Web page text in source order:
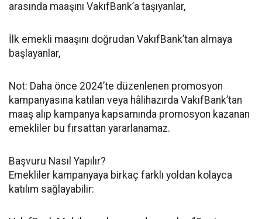
arasında maaşını VakıfBank’a taşıyanlar,
İlk emekli maaşını doğrudan VakıfBank’tan almaya
başlayanlar,
Not: Daha önce 2024’te düzenlenen promosyon
kampanyasına katılan veya hâlihazırda VakıfBank’tan
maaş alıp kampanya kapsamında promosyon kazanan
emekliler bu fırsattan yararlanamaz.
Başvuru Nasıl Yapılır?
Emekliler kampanyaya birkaç farklı yoldan kolayca
katılım sağlayabilir: